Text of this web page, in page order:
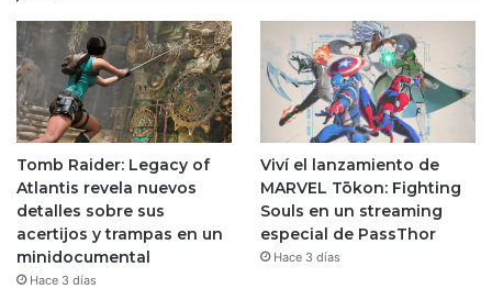
Tomb Raider: Legacy of
Atlantis revela nuevos
detalles sobre sus
acertijos y trampas en un
minidocumental
Hace 3 días
Viví el lanzamiento de
MARVEL Tōkon: Fighting
Souls en un streaming
especial de PassThor
Hace 3 días